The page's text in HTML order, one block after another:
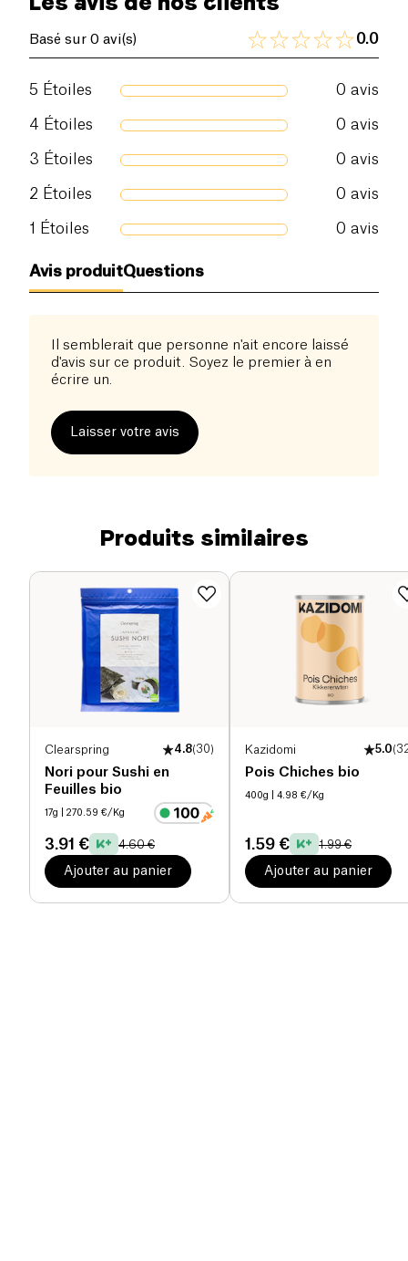
Basé sur 0 avi(s) 0.0
5 Étoiles 0 avis
4 Étoiles 0 avis
3 Étoiles 0 avis
2 Étoiles 0 avis
1 Étoiles 0 avis
Avis produitQuestions
Il semblerait que personne n'ait encore laissé
d'avis sur ce produit. Soyez le premier à en
écrire un.
Laisser votre avis
Produits similaires
Clearspring 4.8(30)
Nori pour Sushi en
Feuilles bio
17g | 270.59 €/Kg
3.91 € 4.60 €
Ajouter au panier
Kazidomi 5.0(
Pois Chiches bio
400g | 4.98 €/Kg
1.59 € 1.99 €
Ajouter au panier